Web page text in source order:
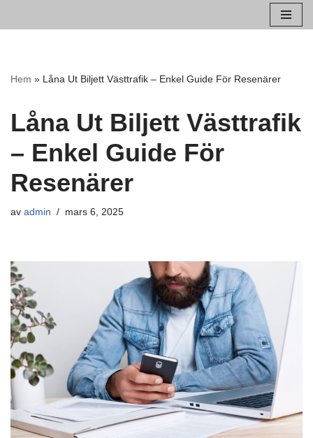
Hem » Låna Ut Biljett Västtrafik – Enkel Guide För Resenärer
Låna Ut Biljett Västtrafik
– Enkel Guide För
Resenärer
av admin mars 6, 2025